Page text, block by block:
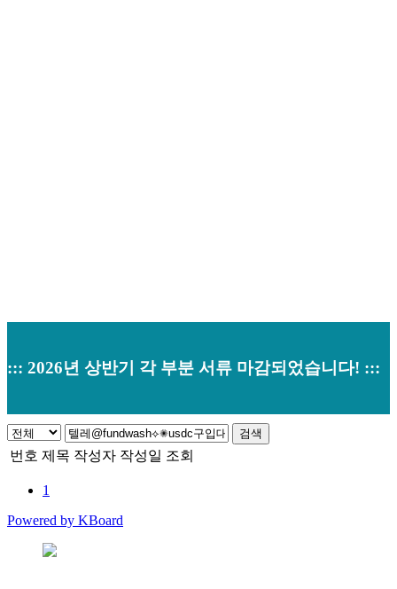
::: 2026년 상반기 각 부분 서류 마감되었습니다! :::
검색
번호 제목 작성자 작성일 조회
1
Powered by KBoard